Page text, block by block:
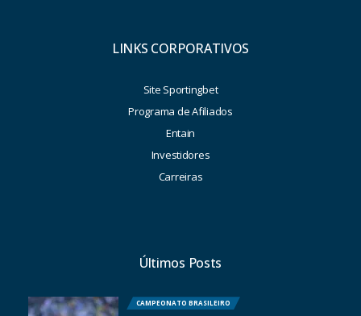
LINKS CORPORATIVOS
Site Sportingbet
Programa de Afiliados
Entain
Investidores
Carreiras
Últimos Posts
CAMPEONATO BRASILEIRO